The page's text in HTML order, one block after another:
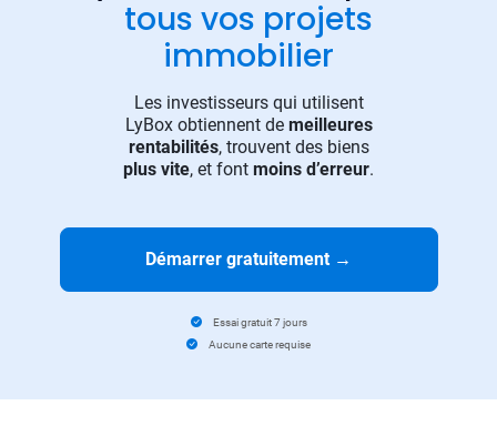
tous vos projets
immobilier
Les investisseurs qui utilisent
LyBox obtiennent de meilleures
rentabilités, trouvent des biens
plus vite, et font moins d’erreur.
Démarrer gratuitement →
Essai gratuit 7 jours
Aucune carte requise